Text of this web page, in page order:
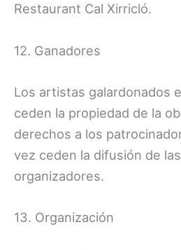
Restaurant Cal Xirricló.
12. Ganadores
Los artistas galardonados
ceden la propiedad de la
derechos a los
vez ceden la difusión de
organizadores.
13. Organización